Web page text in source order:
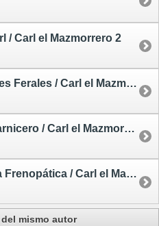
/ Carl el Mazmorrero 2
El Portal de los Dioses Ferales / Carl el Mazmorrero 4
La Mascarada del Carnicero / Carl el Mazmorrero 5
[P] El Ojo de la Novia Frenopática / Carl el Mazmorrero 6 - preventa 22/10/26
mismo autor